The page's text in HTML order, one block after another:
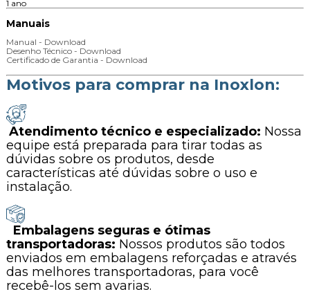
1 ano
Manuais
Manual - Download
Desenho Técnico - Download
Certificado de Garantia - Download
Motivos para comprar na Inoxlon:
Atendimento técnico e especializado: Nossa
equipe está preparada para tirar todas as
dúvidas sobre os produtos, desde
características até dúvidas sobre o uso e
instalação.
Embalagens seguras e ótimas
transportadoras: Nossos produtos são todos
enviados em embalagens reforçadas e através
das melhores transportadoras, para você
recebê-los sem avarias.